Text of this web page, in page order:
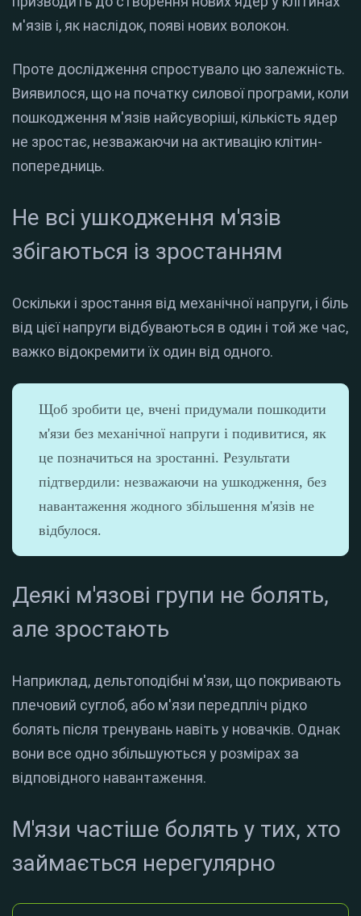
м'язів і, як наслідок, появі нових волокон.
Проте дослідження спростувало цю залежність.
Виявилося, що на початку силової програми, коли
пошкодження м'язів найсуворіші, кількість ядер
не зростає, незважаючи на активацію клітин-
попередниць.
Не всі ушкодження м'язів
збігаються із зростанням
Оскільки і зростання від механічної напруги, і біль
від цієї напруги відбуваються в один і той же час,
важко відокремити їх один від одного.
Щоб зробити це, вчені придумали пошкодити
м'язи без механічної напруги і подивитися, як
це позначиться на зростанні. Результати
підтвердили: незважаючи на ушкодження, без
навантаження жодного збільшення м'язів не
відбулося.
Деякі м'язові групи не болять,
але зростають
Наприклад, дельтоподібні м'язи, що покривають
плечовий суглоб, або м'язи передпліч рідко
болять після тренувань навіть у новачків. Однак
вони все одно збільшуються у розмірах за
відповідного навантаження.
М'язи частіше болять у тих, хто
займається нерегулярно